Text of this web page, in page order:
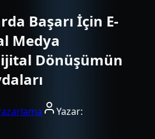
Başarı İçin E-
Medya
Dönüşümün
Yazar: